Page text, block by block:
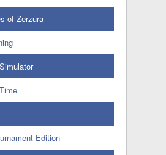
of Zerzura
Edition